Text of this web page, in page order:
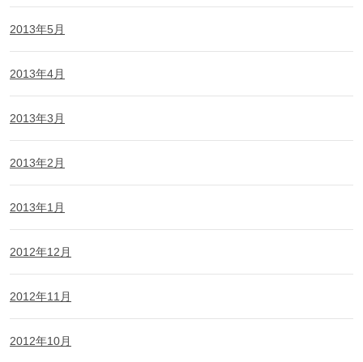
2013年5月
2013年4月
2013年3月
2013年2月
2013年1月
2012年12月
2012年11月
2012年10月